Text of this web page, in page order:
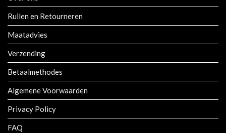
Ruilen en Retourneren
Maatadvies
Verzending
Betaalmethodes
Algemene Voorwaarden
Privacy Policy
FAQ